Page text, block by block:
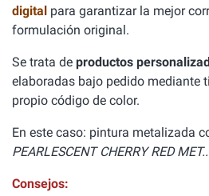
digital para garantizar la mejor
formulación original.
Se trata de productos
elaboradas bajo pedido mediante
propio código de color.
En este caso: pintura metalizada
PEARLESCENT CHERRY RED MET..
Consejos: